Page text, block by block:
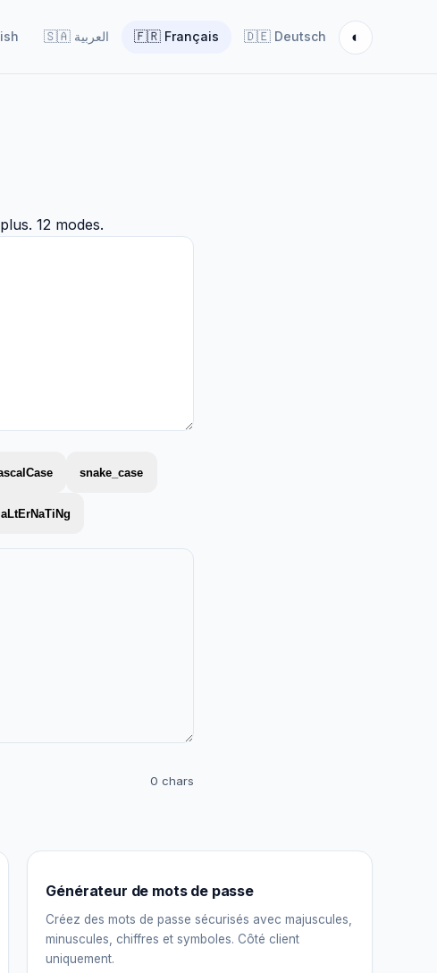
🇸🇦 العربية 🇫🇷 Français 🇩🇪 Deutsch ◐
12 modes.
snake_case
aLtErNaTiNg
0 chars
Générateur de mots de passe
Créez des mots de passe sécurisés avec majuscules,
minuscules, chiffres et symboles. Côté client
uniquement.